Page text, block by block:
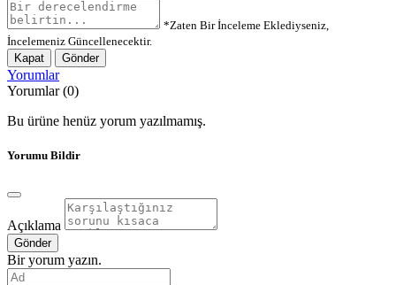
*Zaten Bir İnceleme Eklediyseniz,
İncelemeniz Güncellenecektir.
Kapat
Gönder
Yorumlar
Yorumlar (0)
Bu ürüne henüz yorum yazılmamış.
Yorumu Bildir
Açıklama
Gönder
Bir yorum yazın.